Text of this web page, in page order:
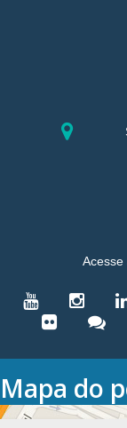
Acesse
Mapa do
HOME